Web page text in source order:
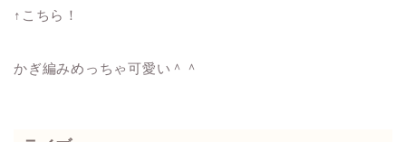
↑こちら！
かぎ編みめっちゃ可愛い＾＾